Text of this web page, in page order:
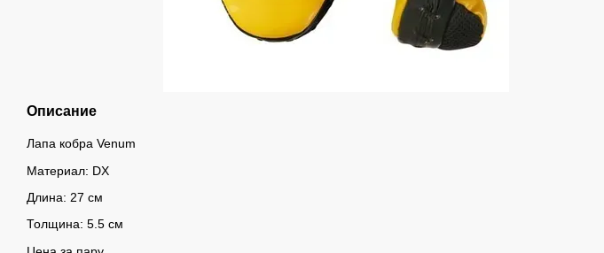
Описание
Лапа кобра Venum
Материал: DX
Длина: 27 см
Толщина: 5.5 см